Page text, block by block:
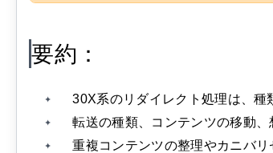
要約：
30X系のリダイレクト処理は、種
転送の種類、コンテンツの移動
重複コンテンツの整理やカニバリ